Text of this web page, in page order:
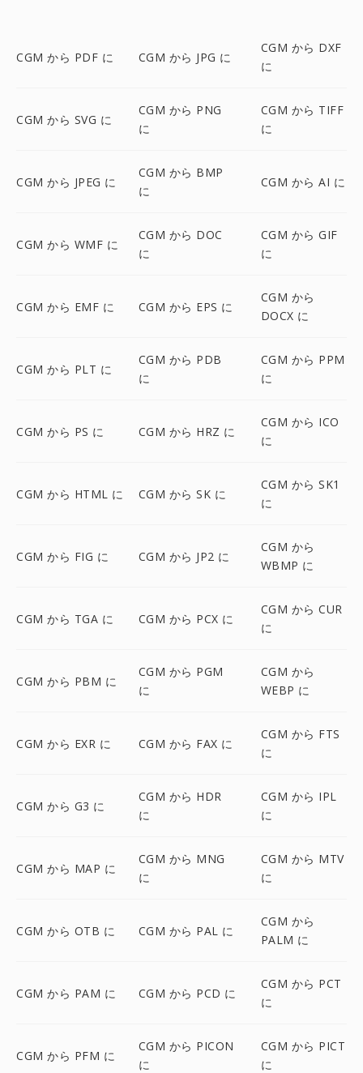
CGM から PDF に CGM から JPG に
CGM から DXF
に
CGM から SVG に
CGM から PNG
に
CGM から TIFF
に
CGM から JPEG に
CGM から BMP
に
CGM から AI に
CGM から WMF に
CGM から DOC
に
CGM から GIF
に
CGM から EMF に CGM から EPS に
CGM から
DOCX に
CGM から PLT に
CGM から PDB
に
CGM から PPM
に
CGM から PS に CGM から HRZ に
CGM から ICO
に
CGM から HTML に CGM から SK に
CGM から SK1
に
CGM から FIG に CGM から JP2 に
CGM から
WBMP に
CGM から TGA に CGM から PCX に
CGM から CUR
に
CGM から PBM に
CGM から PGM
に
CGM から
WEBP に
CGM から EXR に CGM から FAX に
CGM から FTS
に
CGM から G3 に
CGM から HDR
に
CGM から IPL
に
CGM から MAP に
CGM から MNG
に
CGM から MTV
に
CGM から OTB に CGM から PAL に
CGM から
PALM に
CGM から PAM に CGM から PCD に
CGM から PCT
に
CGM から PFM に
CGM から PICON
に
CGM から PICT
に